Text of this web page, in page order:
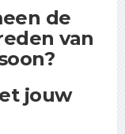
de
van
jouw